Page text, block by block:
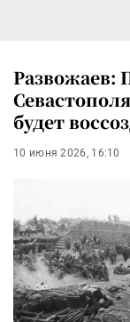
Развожаев:
будет
10 июня 2026, 16:10